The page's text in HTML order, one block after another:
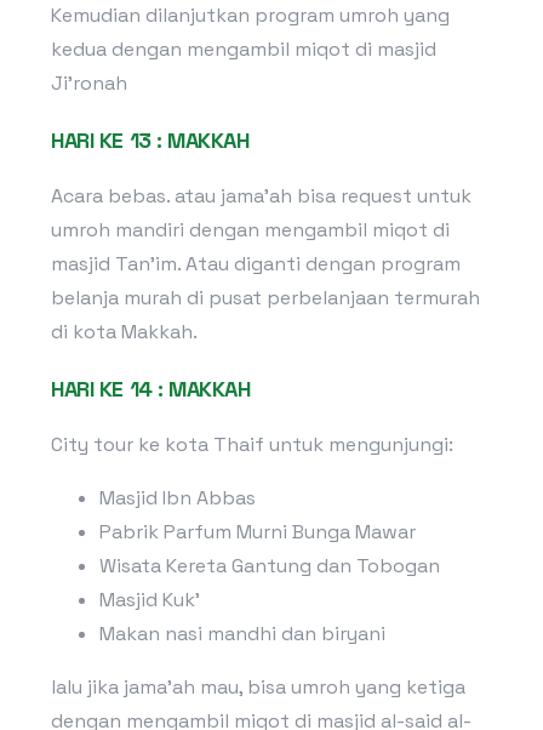
Kemudian dilanjutkan program umroh yang
kedua dengan mengambil miqot di masjid
Ji’ronah
HARI KE 13 : MAKKAH
Acara bebas. atau jama’ah bisa request untuk
umroh mandiri dengan mengambil miqot di
masjid Tan’im. Atau diganti dengan program
belanja murah di pusat perbelanjaan termurah
di kota Makkah.
HARI KE 14 : MAKKAH
City tour ke kota Thaif untuk mengunjungi:
Masjid Ibn Abbas
Pabrik Parfum Murni Bunga Mawar
Wisata Kereta Gantung dan Tobogan
Masjid Kuk’
Makan nasi mandhi dan biryani
lalu jika jama’ah mau, bisa umroh yang ketiga
dengan mengambil miqot di masjid al-said al-